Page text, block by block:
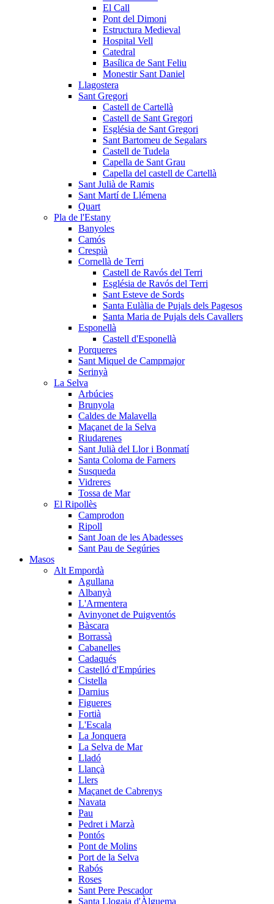
El Call
Pont del Dimoni
Estructura Medieval
Hospital Vell
Catedral
Basílica de Sant Feliu
Monestir Sant Daniel
Llagostera
Sant Gregori
Castell de Cartellà
Castell de Sant Gregori
Església de Sant Gregori
Sant Bartomeu de Segalars
Castell de Tudela
Capella de Sant Grau
Capella del castell de Cartellà
Sant Julià de Ramis
Sant Martí de Llémena
Quart
Pla de l'Estany
Banyoles
Camós
Crespià
Cornellà de Terri
Castell de Ravós del Terri
Església de Ravós del Terri
Sant Esteve de Sords
Santa Eulàlia de Pujals dels Pagesos
Santa Maria de Pujals dels Cavallers
Esponellà
Castell d'Esponellà
Porqueres
Sant Miquel de Campmajor
Serinyà
La Selva
Arbúcies
Brunyola
Caldes de Malavella
Maçanet de la Selva
Riudarenes
Sant Julià del Llor i Bonmatí
Santa Coloma de Farners
Susqueda
Vidreres
Tossa de Mar
El Ripollès
Camprodon
Ripoll
Sant Joan de les Abadesses
Sant Pau de Segúries
Masos
Alt Empordà
Agullana
Albanyà
L'Armentera
Avinyonet de Puigventós
Bàscara
Borrassà
Cabanelles
Cadaqués
Castelló d'Empúries
Cistella
Darnius
Figueres
Fortià
L'Escala
La Jonquera
La Selva de Mar
Lladó
Llançà
Llers
Maçanet de Cabrenys
Navata
Pau
Pedret i Marzà
Pontós
Pont de Molins
Port de la Selva
Rabós
Roses
Sant Pere Pescador
Santa Llogaia d'Àlguema